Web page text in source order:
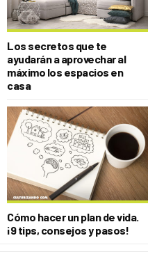
Los secretos que te
ayudarán a aprovechar al
máximo los espacios en
casa
Cómo hacer un plan de vida.
¡9 tips, consejos y pasos!